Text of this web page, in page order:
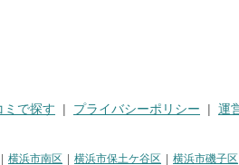
ミで探す プライバシーポリシー 運
横浜市南区 横浜市保土ケ谷区 横浜市磯子区